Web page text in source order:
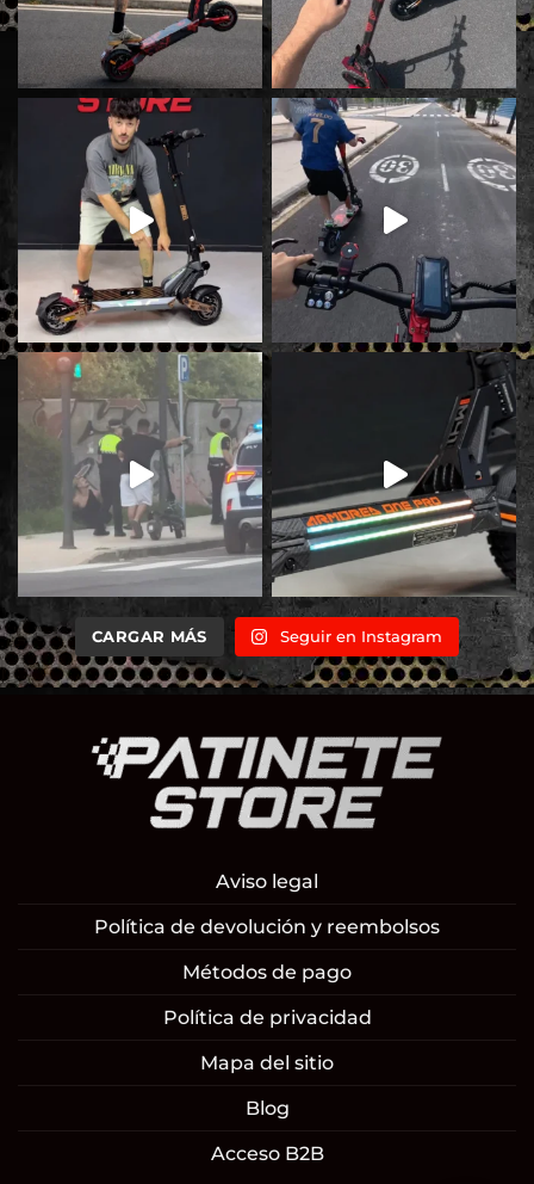
CARGAR MÁS Seguir en Instagram
Aviso legal
Política de devolución y reembolsos
Métodos de pago
Política de privacidad
Mapa del sitio
Blog
Acceso B2B